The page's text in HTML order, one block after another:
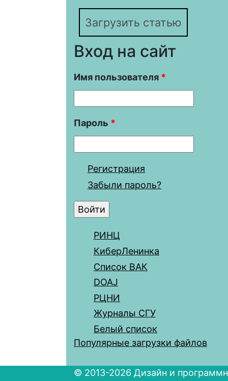
годов
Загрузить статью
Вход на сайт
Имя пользователя *
Пароль *
Регистрация
Забыли пароль?
РИНЦ
КиберЛенинка
Список ВАК
DOAJ
РЦНИ
Журналы СГУ
Белый список
Популярные загрузки файлов
© 2013-2026 Дизайн и